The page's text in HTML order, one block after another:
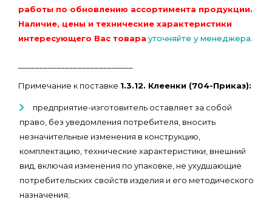
работы по обновлению ассортимента продукции.
Наличие, цены и технические характеристики
интересующего Вас товара уточняйте у менеджера.
Примечание к поставке 1.3.12. Клеенки (704-Приказ):
предприятие-изготовитель оставляет за собой
право, без уведомления потребителя, вносить
незначительные изменения в конструкцию,
комплектацию, технические характеристики, внешний
вид, включая изменения по упаковке, не ухудшающие
потребительских свойств изделия и его методического
назначения;